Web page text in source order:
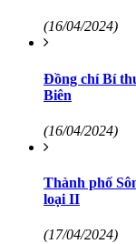
(16/04/2024)
Đồng chí Bí
Biên
(16/04/2024)
Thành phố
loại II
(17/04/2024)